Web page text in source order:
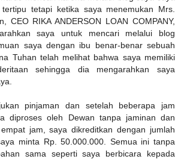
tetapi ketika saya menemukan Mrs.
CEO RIKA ANDERSON LOAN COMPANY,
saya untuk mencari melalui blog
saya dengan ibu benar-benar sebuah
Tuhan telah melihat bahwa saya memiliki
sehingga dia mengarahkan saya
pinjaman dan setelah beberapa jam
diproses oleh Dewan tanpa jaminan dan
jam, saya dikreditkan dengan jumlah
minta Rp. 50.000.000. Semua ini tanpa
sama seperti saya berbicara kepada